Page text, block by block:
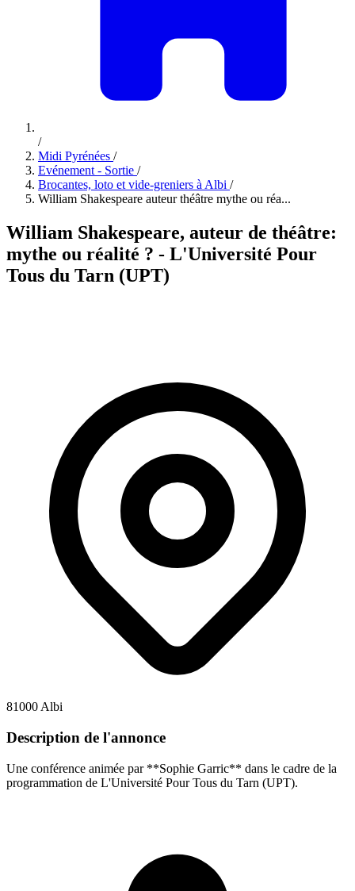
/
Midi Pyrénées /
Evénement - Sortie /
Brocantes, loto et vide-greniers à Albi /
William Shakespeare auteur théâtre mythe ou réa...
William Shakespeare, auteur de théâtre:
mythe ou réalité ? - L'Université Pour
Tous du Tarn (UPT)
81000 Albi
Description de l'annonce
Une conférence animée par **Sophie Garric** dans le cadre de la
programmation de L'Université Pour Tous du Tarn (UPT).